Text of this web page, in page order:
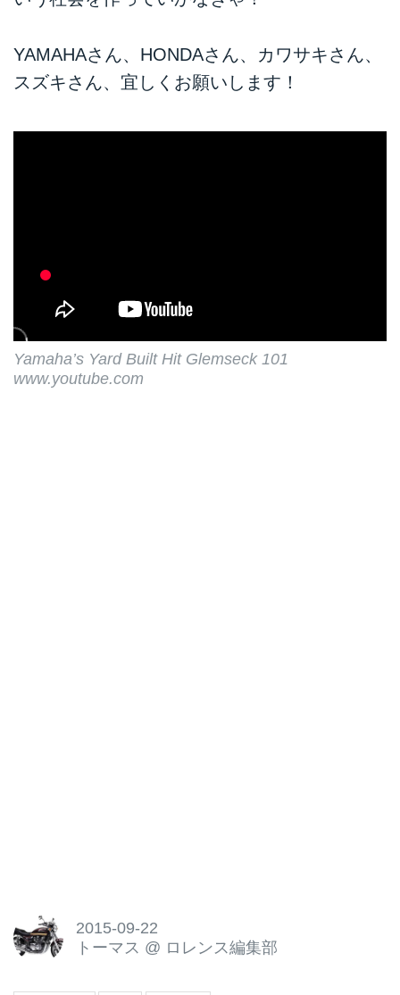
YAMAHAさん、HONDAさん、カワサキさん、
スズキさん、宜しくお願いします！
Yamaha’s Yard Built Hit Glemseck 101
www.youtube.com
2015-09-22
トーマス @ ロレンス編集部